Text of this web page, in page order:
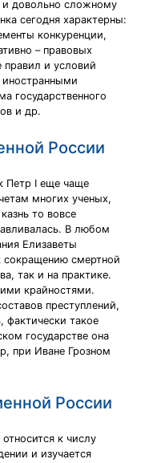
и довольно сложному
сегодня характерны:
конкуренции,
– правовых
правил и условий
иностранными
государственного
и др.
России
Петр I еще чаще
многих ученых,
то вовсе
В любом
Елизаветы
сокращению смертной
так и на практике.
крайностями.
преступлений,
фактически такое
государстве она
при Иване Грозном
России
к числу
и изучается